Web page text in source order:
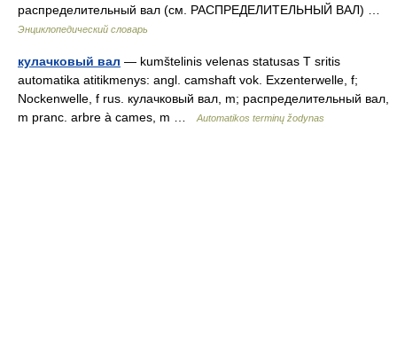
распределительный вал (см. РАСПРЕДЕЛИТЕЛЬНЫЙ ВАЛ) …
Энциклопедический словарь
кулачковый вал — kumštelinis velenas statusas T sritis
automatika atitikmenys: angl. camshaft vok. Exzenterwelle, f;
Nockenwelle, f rus. кулачковый вал, m; распределительный вал,
m pranc. arbre à cames, m …
Automatikos terminų žodynas